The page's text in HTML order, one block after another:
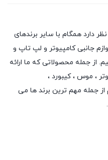
دارد همگام با سایر برندهای
جانبی کامپیوتر و لپ تاپ و
از جمله محصولاتی که ما ارائه
، موس ،کیبورد ،
از جمله مهم ترین برند ها می